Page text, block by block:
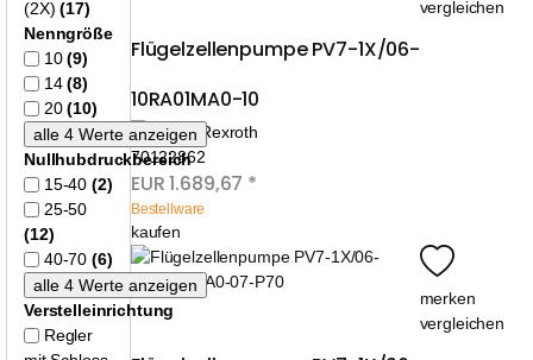
vergleichen
Flügelzellenpumpe PV7-1X/06-
10RA01MA0-10
70122862
EUR1.689,67 *
Bestellware
kaufen
merken
vergleichen
(2X)(17)
Nenngröße
10(9)
14(8)
20(10)
Nullhubdruckbereich
15-40(2)
25-50
(12)
40-70(6)
Verstelleinrichtung
Regler